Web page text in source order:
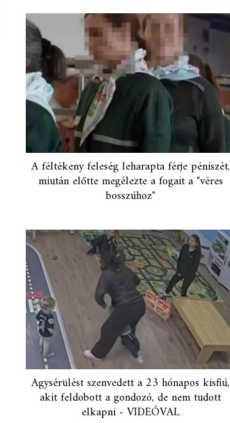
A féltékeny feleség leharapta férje péniszét,
miután előtte megélezte a fogait a "véres
bosszúhoz"
Agysérülést szenvedett a 23 hónapos kisfiú,
akit feldobott a gondozó, de nem tudott
elkapni - VIDEÓVAL